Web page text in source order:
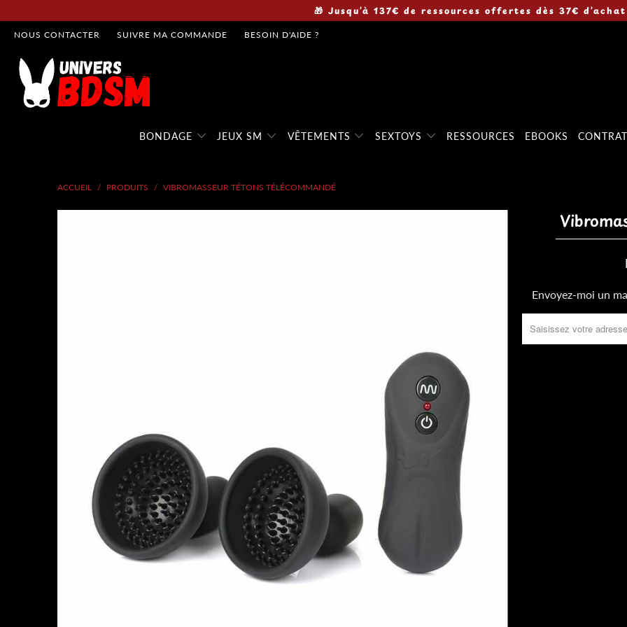
🎁 Jusqu’à 137€ de ressources offertes dès 37€ d’achat
NOUS CONTACTER SUIVRE MA COMMANDE BESOIN D'AIDE ?
BONDAGE JEUX SM VÊTEMENTS SEXTOYS RESSOURCES EBOOKS
ACCUEIL / PRODUITS / VIBROMASSEUR TÉTONS TÉLÉCOMMANDÉ
TRANSLATION
Envoyez-moi un